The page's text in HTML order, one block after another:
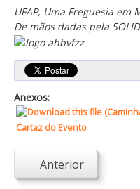
Sugestões/
Tabela - Taxas e
Avarias na Iluminação
AREIAS E PIAS
Contactos Úteis
Equipamentos
Culturais
UFAP, Uma Freguesia em
De mãos dadas pela
Anexos:
Cartaz do Evento
Anterior